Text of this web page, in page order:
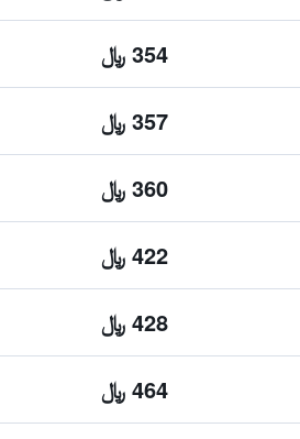
354 ﷼
357 ﷼
360 ﷼
422 ﷼
428 ﷼
464 ﷼